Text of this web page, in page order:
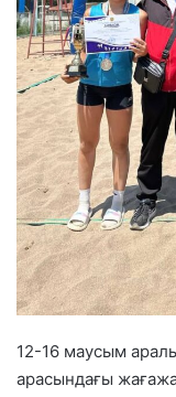
12-16 маусым
арасындағы